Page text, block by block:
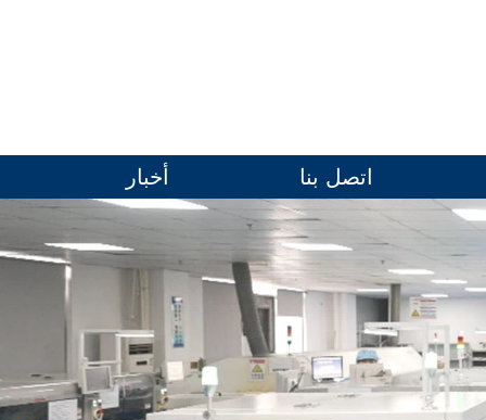
اتصل بنا أخبار